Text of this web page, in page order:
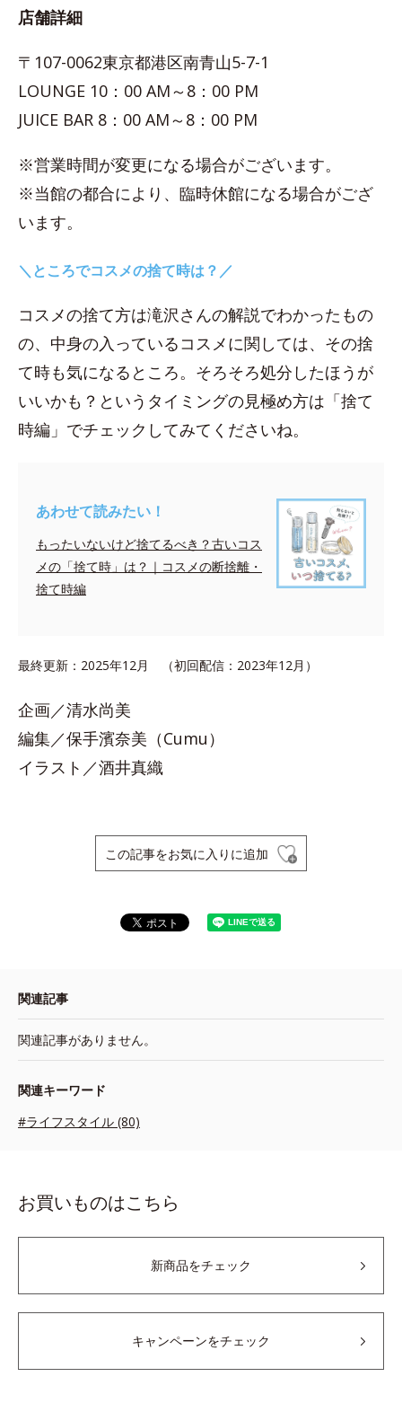
店舗詳細
〒107-0062東京都港区南青山5-7-1
LOUNGE 10：00 AM～8：00 PM
JUICE BAR 8：00 AM～8：00 PM
※営業時間が変更になる場合がございます。
※当館の都合により、臨時休館になる場合がござ
います。
＼ところでコスメの捨て時は？／
コスメの捨て方は滝沢さんの解説でわかったもの
の、中身の入っているコスメに関しては、その捨
て時も気になるところ。そろそろ処分したほうが
いいかも？というタイミングの見極め方は「捨て
時編」でチェックしてみてくださいね。
あわせて読みたい！
もったいないけど捨てるべき？古いコス
メの「捨て時」は？｜コスメの断捨離・
捨て時編
最終更新：2025年12月 （初回配信：2023年12月）
企画／清水尚美
編集／保手濱奈美（Cumu）
イラスト／酒井真織
この記事をお気に入りに追加
関連記事
関連記事がありません。
関連キーワード
#ライフスタイル (80)
お買いものはこちら
新商品をチェック
キャンペーンをチェック